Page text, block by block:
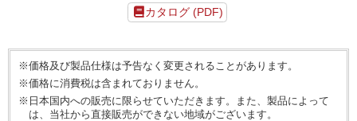
カタログ (PDF)
※価格及び製品仕様は予告なく変更されることがあります。
※価格に消費税は含まれておりません。
※日本国内への販売に限らせていただきます。また、製品によって
は、当社から直接販売ができない地域がございます。